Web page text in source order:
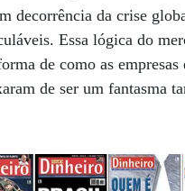
decorrência da crise
Essa lógica do
de como as
de ser um fantasma